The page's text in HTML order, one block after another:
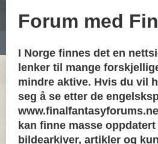
Forum med
I Norge finnes det en
lenker til mange
mindre aktive. Hvis du vil
seg å se etter de
kan finne masse
bildearkiver, artikler og